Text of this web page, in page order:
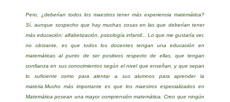
Pero, ¿deberían todos los maestros tener más experiencia matemática?
Sí, aunque sospecho que hay muchas cosas en las que deberían tener
más educación: alfabetización, psicología infantil... Lo que me gustaría ver,
no obstante, es que todos los docentes tengan una educación en
matemáticas al punto de ser positivos respecto de ellas, que tengan
confianza en sus conocimientos según el nivel que enseñan, y que sepan
lo suficiente como para alentar a sus alumnos para aprender la
materia.Mucho más importante es que los maestros especializados en
Matemática posean una mayor comprensión matemática. Creo que ningún